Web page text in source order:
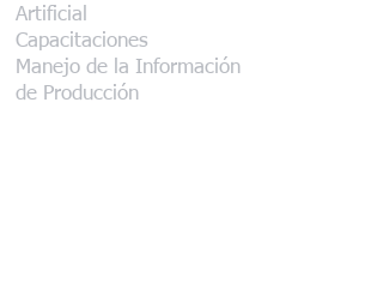
Artificial
Capacitaciones
Manejo de la Información
de Producción